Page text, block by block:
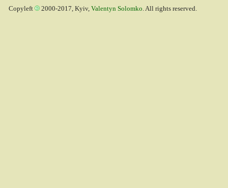
Copyleft 2000-2017, Kyiv, Valentyn Solomko. All rights reserved.